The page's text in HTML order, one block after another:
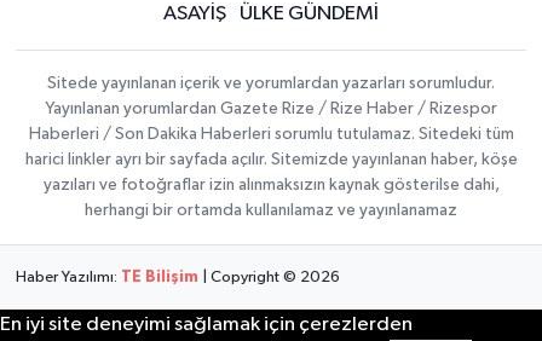
ASAYİŞ
ÜLKE GÜNDEMİ
Sitede yayınlanan içerik ve yorumlardan yazarları sorumludur.
Yayınlanan yorumlardan Gazete Rize / Rize Haber / Rizespor
Haberleri / Son Dakika Haberleri sorumlu tutulamaz. Sitedeki tüm
harici linkler ayrı bir sayfada açılır. Sitemizde yayınlanan haber, köşe
yazıları ve fotoğraflar izin alınmaksızın kaynak gösterilse dahi,
herhangi bir ortamda kullanılamaz ve yayınlanamaz
Haber Yazılımı: TE Bilişim | Copyright © 2026
En iyi site deneyimi sağlamak için çerezlerden